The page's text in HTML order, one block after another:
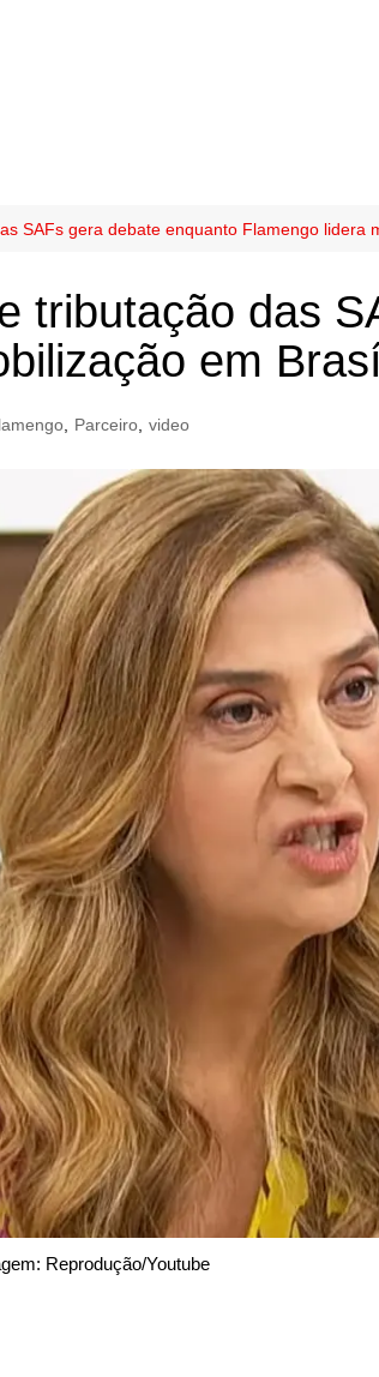
SAFs gera debate enquanto Flamengo lidera
tributação das
em
Parceiro video
Reprodução/Youtube